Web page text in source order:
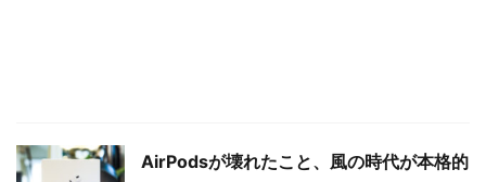
AirPodsが壊れたこと、風の時代が本格的